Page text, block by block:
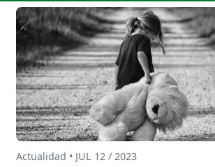
Actualidad • JUL 12 / 2023